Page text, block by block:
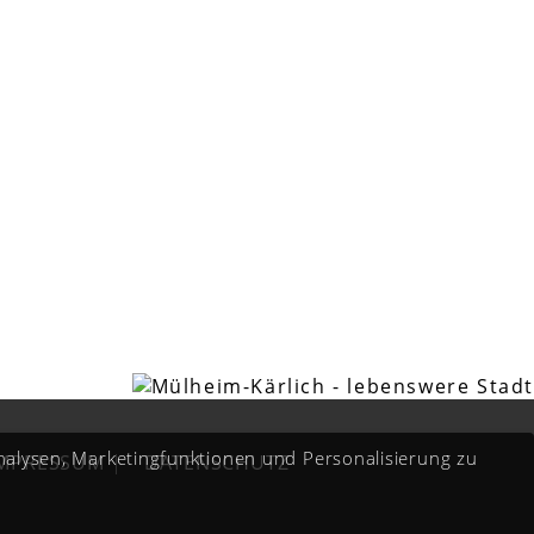
| DATENSCHUTZ
Marketingfunktionen und Personalisierung zu